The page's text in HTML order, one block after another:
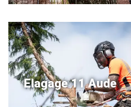
Elagage 11 Aude